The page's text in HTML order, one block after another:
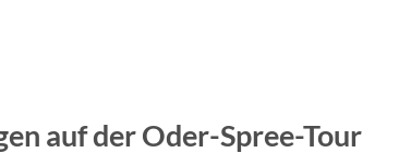
auf der Oder-Spree-Tour